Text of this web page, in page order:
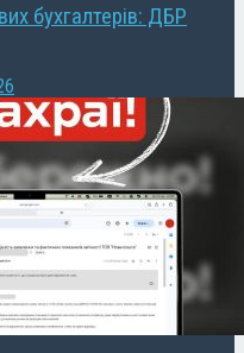
бухгалтерів: ДБР